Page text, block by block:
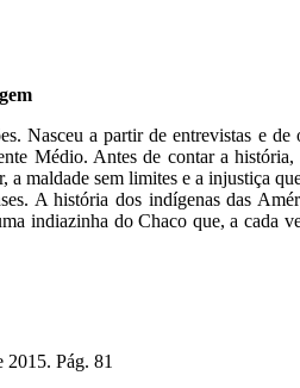
Nasceu a partir de entrevistas e
Médio. Antes de contar a
maldade sem limites e a injustiça
A história dos indígenas das
indiazinha do Chaco que, a
2015. Pág. 81